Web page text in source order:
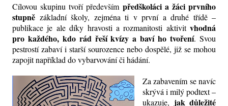
Cílovou skupinu tvoří především předškoláci a žáci prvního
stupně základní školy, zejména ti v první a druhé třídě –
publikace je ale díky hravosti a rozmanitosti aktivit vhodná
pro každého, kdo rád řeší kvízy a baví ho tvoření. Svou
pestrostí zabaví i starší sourozence nebo dospělé, již se mohou
zapojit například do vybarvování či hádání.
Za zabavením se navíc
skrývá i milý podtext –
ukazuje, jak důležité